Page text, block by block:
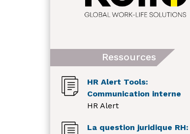
Ressources
HR Alert Tools:
Communication interne
HR Alert
La question juridique RH: